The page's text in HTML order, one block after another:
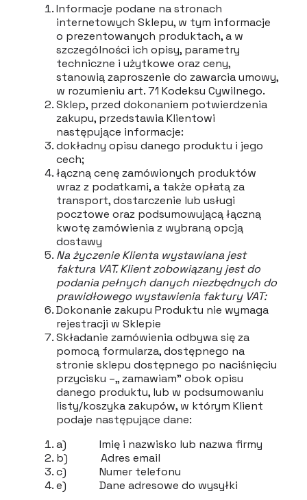
Informacje podane na stronach
internetowych Sklepu, w tym informacje
o prezentowanych produktach, a w
szczególności ich opisy, parametry
techniczne i użytkowe oraz ceny,
stanowią zaproszenie do zawarcia umowy,
w rozumieniu art. 71 Kodeksu Cywilnego.
Sklep, przed dokonaniem potwierdzenia
zakupu, przedstawia Klientowi
następujące informacje:
dokładny opisu danego produktu i jego
cech;
łączną cenę zamówionych produktów
wraz z podatkami, a także opłatą za
transport, dostarczenie lub usługi
pocztowe oraz podsumowującą łączną
kwotę zamówienia z wybraną opcją
dostawy
Na życzenie Klienta wystawiana jest
faktura VAT. Klient zobowiązany jest do
podania pełnych danych niezbędnych do
prawidłowego wystawienia faktury VAT:
Dokonanie zakupu Produktu nie wymaga
rejestracji w Sklepie
Składanie zamówienia odbywa się za
pomocą formularza, dostępnego na
stronie sklepu dostępnego po naciśnięciu
przycisku –„ zamawiam” obok opisu
danego produktu, lub w podsumowaniu
listy/koszyka zakupów, w którym Klient
podaje następujące dane:
a) Imię i nazwisko lub nazwa firmy
b) Adres email
c) Numer telefonu
e) Dane adresowe do wysyłki